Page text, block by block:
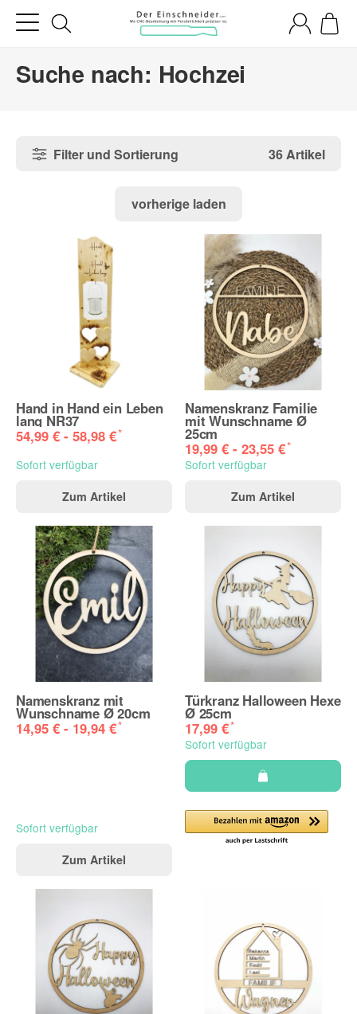
Suche nach: Hochzei
Filter und Sortierung 36 Artikel
vorherige laden
Hand in Hand ein Leben
lang NR37
54,99 € - 58,98 €*
Sofort verfügbar
Zum Artikel
Namenskranz Familie
mit Wunschname Ø
25cm
19,99 € - 23,55 €*
Sofort verfügbar
Zum Artikel
Namenskranz mit
Wunschname Ø 20cm
14,95 € - 19,94 €*
Sofort verfügbar
Zum Artikel
Türkranz Halloween Hexe
Ø 25cm
17,99 €*
Sofort verfügbar